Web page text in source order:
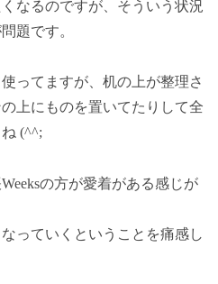
なるのですが、そういう状況
題です。
ってますが、机の上が整理さ
上にものを置いてたりして全
(^^;
の方が愛着がある感じが
っていくということを痛感し